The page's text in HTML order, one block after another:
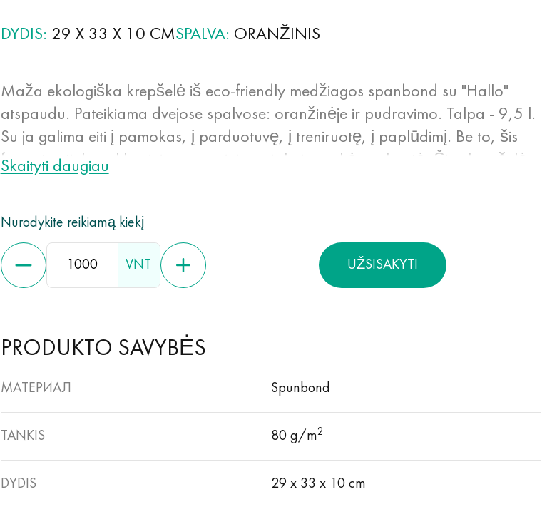
DYDIS 29 X 33 X 10 CMSPALVA ORANŽINIS
Maža ekologiška krepšelė iš eco-friendly medžiagos spanbond su "Hallo"
atspaudu. Pateikiama dvejose spalvose: oranžinėje ir pudravimo. Talpa - 9,5 l.
Su ja galima eiti į pamokas, į parduotuvę, į treniruotę, į paplūdimį. Be to, šis
formatas tinka reklaminiams renginiams ir kaip prekės pakuotė. Šios krepšelės
eco-friendly medžiaga, nes ji gali būti perdirbta, gaminama iš atsinaujinančių
išteklių, nepadaro žalos aplinkai skilimo metu. Be to, jis yra labai tvirtas,
netoksiškas, hipoalerginis, atsparus drėgmei ir karščiui.
Skaityti daugiau
Nurodykite reikiamą kiekį
VNT UŽSISAKYTI
PRODUKTO SAVYBĖS
МАТЕРИАЛ Spunbond
TANKIS 80 g/m2
DYDIS 29 x 33 x 10 cm